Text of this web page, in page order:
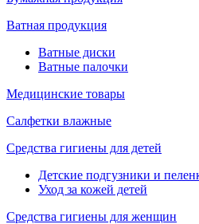
Ватная продукция
Ватные диски
Ватные палочки
Медицинские товары
Салфетки влажные
Средства гигиены для детей
Детские подгузники и
Уход за кожей детей
Средства гигиены для женщин